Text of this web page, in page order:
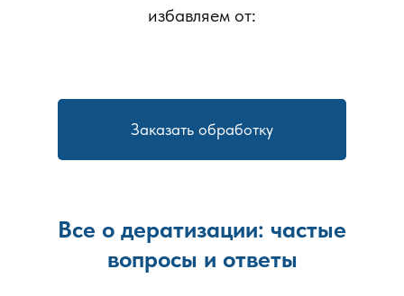
мышей, поскольку именно подвальные и технические зоны
вероятность повторного появления мышей.
избавляем от:
Заказать обработку
Все о дератизации: частые
вопросы и ответы